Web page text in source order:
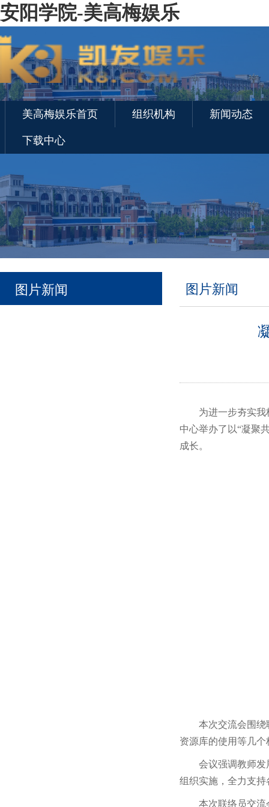
安阳学院-美高梅娱乐
美高梅娱乐首页 组织机构 新闻动态
下载中心
图片新闻 图片新闻
为进一步夯实
中心举办了以“凝聚
成长。
本次交流会围
资源库的使用等几
会议强调教师
组织实施，全力支
本次联络员交流